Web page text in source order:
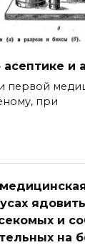
и
первой
при
и
на